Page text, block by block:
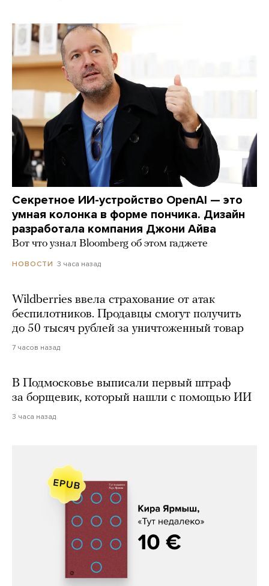
Секретное ИИ-устройство OpenAI — это
умная колонка в форме пончика. Дизайн
разработала компания Джони Айва
Вот что узнал Bloomberg об этом гаджете
НОВОСТИ 3 часа назад
Wildberries ввела страхование от атак
беспилотников. Продавцы смогут получить
до 50 тысяч рублей за уничтоженный товар
7 часов назад
В Подмосковье выписали первый штраф
за борщевик, который нашли с помощью ИИ
3 часа назад
Кира Ярмыш, «Тут недалеко»